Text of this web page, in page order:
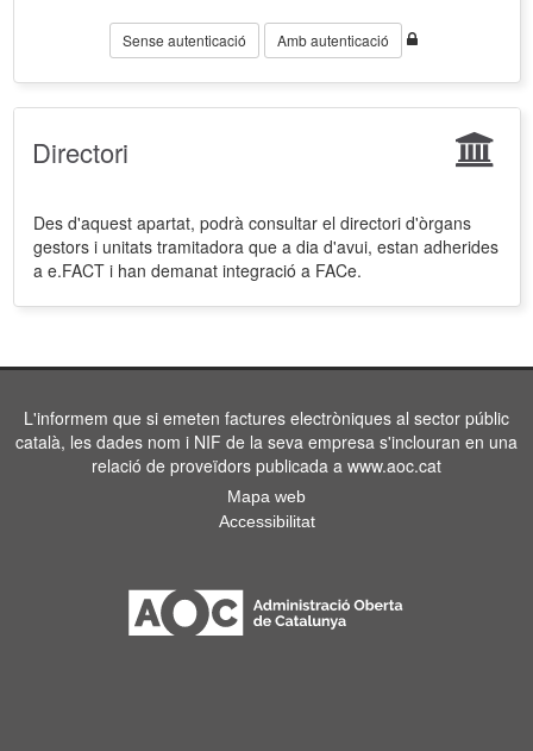
Sense autenticació Amb autenticació
Directori
Des d'aquest apartat, podrà consultar el directori d'òrgans
gestors i unitats tramitadora que a dia d'avui, estan adherides
a e.FACT i han demanat integració a FACe.
L'informem que si emeten factures electròniques al sector públic
català, les dades nom i NIF de la seva empresa s'inclouran en una
relació de proveïdors publicada a www.aoc.cat
Mapa web
Accessibilitat